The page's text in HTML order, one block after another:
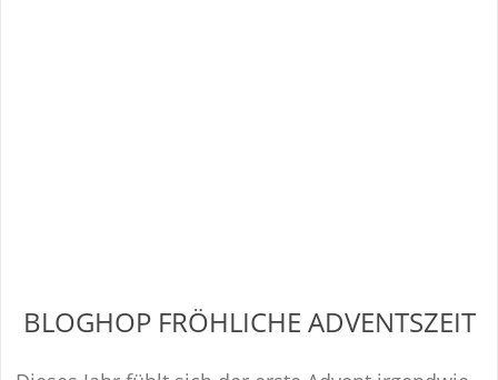
BLOGHOP FRÖHLICHE ADVENTSZEIT